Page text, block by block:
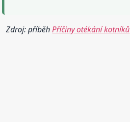
Zdroj: příběhPříčiny otékání kotníků